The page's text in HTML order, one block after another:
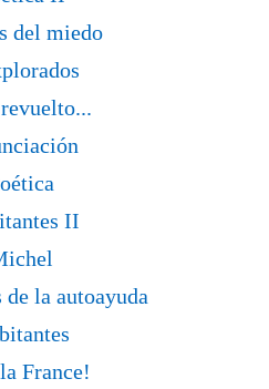
del miedo
II
de la autoayuda
France!